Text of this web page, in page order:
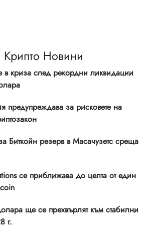
Новини
в криза след рекордни ликвидации
предупреждава за рисковете на
Биткойн резерв в Масачузетс среща
се приближава до целта от един
ще се прехвърлят към стабилни
г.